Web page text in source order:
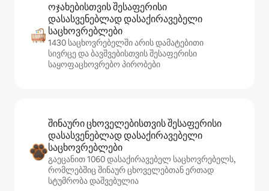
ოჯახებისთვის შესაფერისი
დასასვენებლად დასაქირავებელი
საცხოვრებლები
1430 საცხოვრებელში არის დამატებითი
სივრცე და ბავშვებისთვის შესაფერისი
საყოფაცხოვრებო პირობები
შინაური ცხოველებისთვის შესაფერისი
დასასვენებლად დასაქირავებელი
საცხოვრებლები
გაეცანით 1060 დასაქირავებელ საცხოვრებელს,
რომლებშიც შინაურ ცხოველებთან ერთად
სტუმრობა დაშვებულია